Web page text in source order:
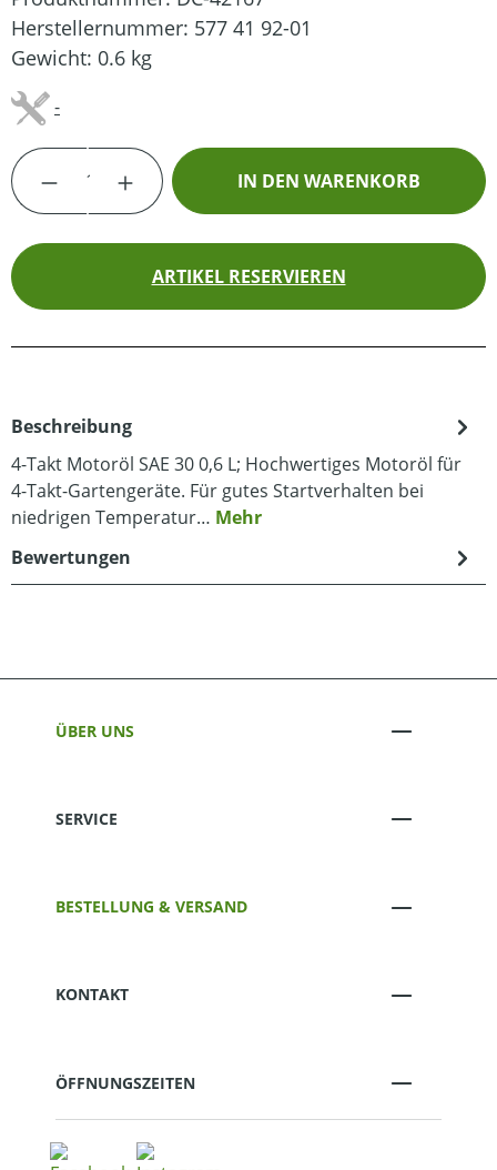
Herstellernummer: 577 41 92-01
Gewicht: 0.6 kg
-
Produkt Anzahl: Gib den gewünschten
IN DEN WARENKORB
ARTIKEL RESERVIEREN
Beschreibung
4-Takt Motoröl SAE 30 0,6 L; Hochwertiges Motoröl für
4-Takt-Gartengeräte. Für gutes Startverhalten bei
niedrigen Temperatur… Mehr
Bewertungen
ÜBER UNS
SERVICE
BESTELLUNG & VERSAND
KONTAKT
ÖFFNUNGSZEITEN